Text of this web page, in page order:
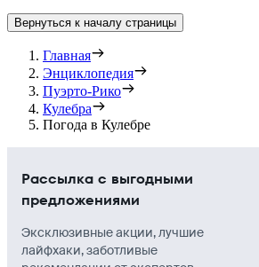
Вернуться к началу страницы
Главная
Энциклопедия
Пуэрто-Рико
Кулебра
Погода в Кулебре
Рассылка с выгодными
предложениями
Эксклюзивные акции, лучшие
лайфхаки, заботливые